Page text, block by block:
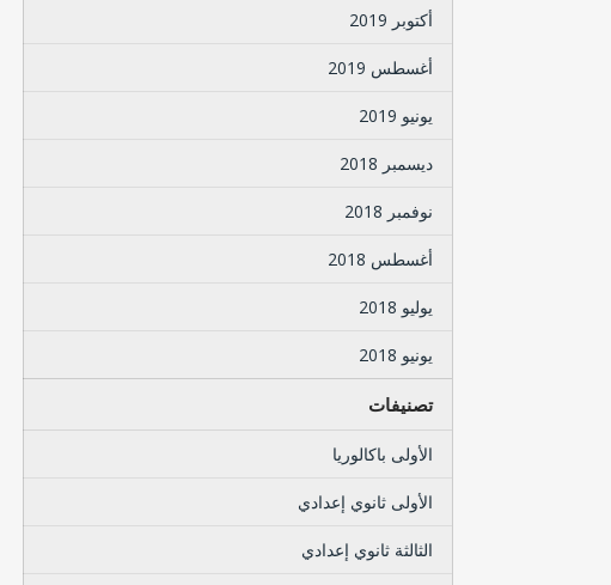
أكتوبر 2019
أغسطس 2019
يونيو 2019
ديسمبر 2018
نوفمبر 2018
أغسطس 2018
يوليو 2018
يونيو 2018
تصنيفات
الأولى باكالوريا
الأولى ثانوي إعدادي
الثالثة ثانوي إعدادي